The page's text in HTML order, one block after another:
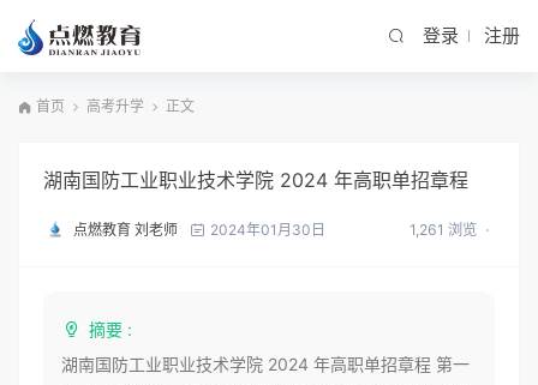
登录 注册
首页 高考升学 正文
湖南国防工业职业技术学院 2024 年高职单招章程
点燃教育 刘老师 2024年01月30日 1,261 浏览
摘要 :
湖南国防工业职业技术学院 2024 年高职单招章程 第一